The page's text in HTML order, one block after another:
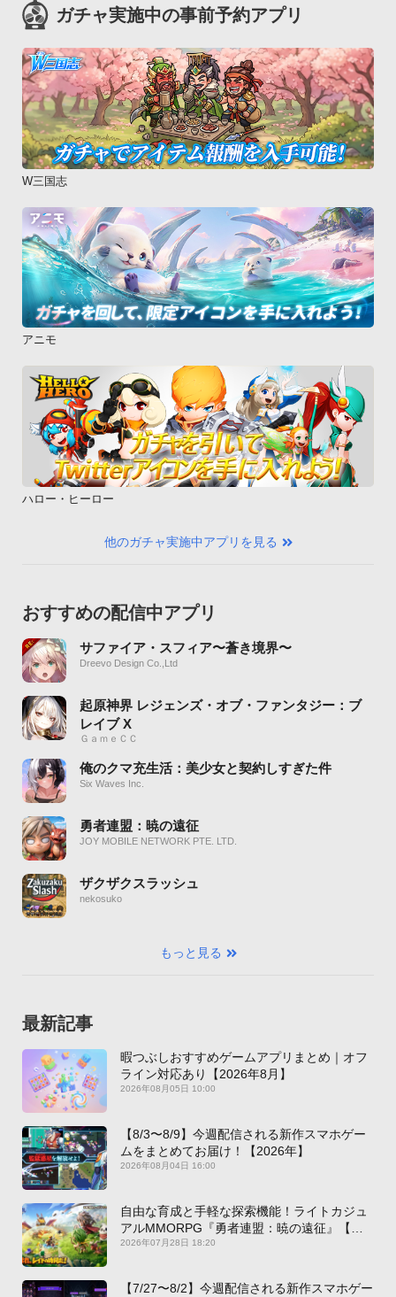
ガチャ実施中の事前予約アプリ
W三国志
アニモ
ハロー・ヒーロー
他のガチャ実施中アプリを見る
おすすめの配信中アプリ
サファイア・スフィア〜蒼き境界〜
Dreevo Design Co.,Ltd
起原神界 レジェンズ・オブ・ファンタジー：ブ
レイブ X
ＧａｍｅＣＣ
俺のクマ充生活：美少女と契約しすぎた件
Six Waves Inc.
勇者連盟：暁の遠征
JOY MOBILE NETWORK PTE. LTD.
ザクザクスラッシュ
nekosuko
もっと見る
最新記事
暇つぶしおすすめゲームアプリまとめ｜オフ
ライン対応あり【2026年8月】
2026年08月05日 10:00
【8/3〜8/9】今週配信される新作スマホゲー
ムをまとめてお届け！【2026年】
2026年08月04日 16:00
自由な育成と手軽な探索機能！ライトカジュ
アルMMORPG『勇者連盟：暁の遠征』【最
新作PICKUP】
2026年07月28日 18:20
【7/27〜8/2】今週配信される新作スマホゲー